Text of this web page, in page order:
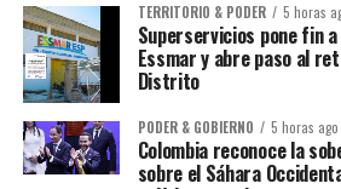
TERRITORIO & PODER 5 horas
Superservicios pone fin
Essmar y abre paso al
Distrito
PODER & GOBIERNO 5 horas ago
Colombia reconoce la
sobre el Sáhara